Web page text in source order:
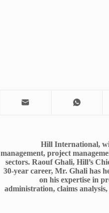
Hill International,
management, project
sectors. Raouf Ghali, Hill’s
30-year career, Mr. Ghali has
on his expertise in
administration, claims